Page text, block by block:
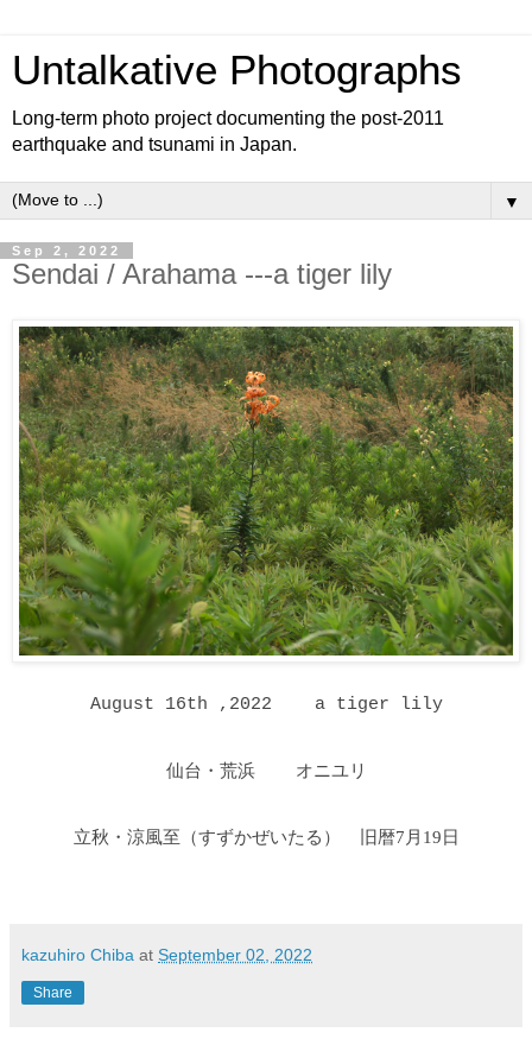
Untalkative Photographs
Long-term photo project documenting the post-2011
earthquake and tsunami in Japan.
▼
Sep 2, 2022
Sendai / Arahama ---a tiger lily
August 16th ,2022 a tiger lily
仙台・荒浜 オニユリ
立秋・涼風至 （すずかぜいたる ） 旧暦7月19日
kazuhiro Chiba at September 02, 2022
Share